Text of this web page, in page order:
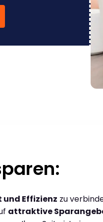
Effizienz zu
attraktive